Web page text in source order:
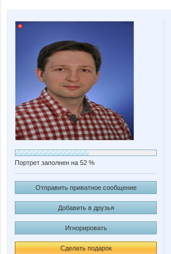
Портрет заполнен на 52 %
Отправить приватное сообщение
Добавить в друзья
Игнорировать
Сделать подарок